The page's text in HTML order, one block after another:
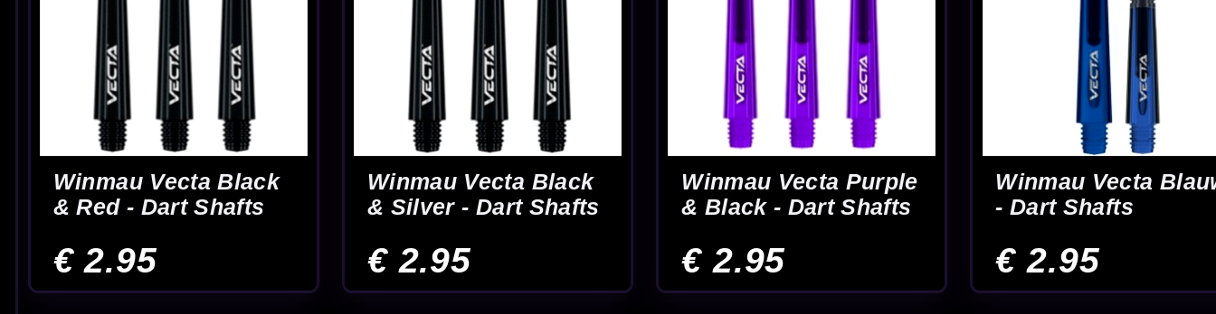
Pagina 1 van 2 2 Einde
Vertrouwde Winmau shaft
uitvoeringen
lengtes
Makkelijk combineren met
flights
Advies van echte darters
Wil je Winmau shafts kopen , dan kies je voor een merk dat al jarenlang bekend is binnen de dartsport. In deze categorie vind je verschillendeWinmau dart shafts
waarmee je jouw setup verder kunt afstemmen op gevoel, balans en vlucht. Door te vergelijken op lengte, materiaal en afwerking ontdek je sneller welke shaft het